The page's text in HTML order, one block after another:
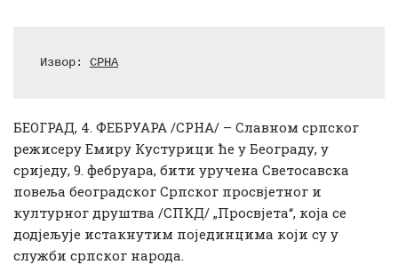
Извор: СРНА
БЕОГРАД, 4. ФЕБРУАРА /СРНА/ – Славном српског
режисеру Емиру Кустурици ће у Београду, у
сриједу, 9. фебруара, бити уручена Светосавска
повеља београдског Српског просвјетног и
културног друштва /СПКД/ „Просвјета“, која се
додјељује истакнутим појединцима који су у
служби српског народа.